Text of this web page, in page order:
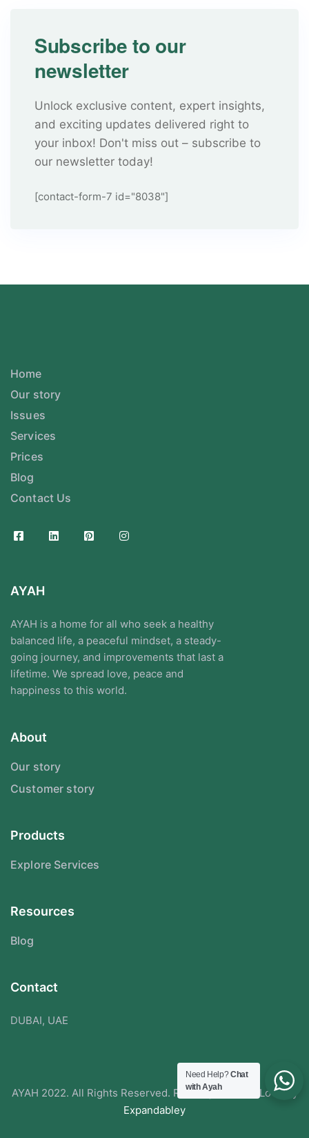
Subscribe to our
newsletter
Unlock exclusive content, expert insights,
and exciting updates delivered right to
your inbox! Don't miss out – subscribe to
our newsletter today!
[contact-form-7 id="8038"]
Home
Our story
Issues
Services
Prices
Blog
Contact Us
AYAH
AYAH is a home for all who seek a healthy
balanced life, a peaceful mindset, a steady-
going journey, and improvements that last a
lifetime. We spread love, peace and
happiness to this world.
About
Our story
Customer story
Products
Explore Services
Resources
Blog
Contact
DUBAI, UAE
AYAH 2022. All Rights Reserved. Redesigned With Love By
Expandabley
Need Help?Chat
with Ayah